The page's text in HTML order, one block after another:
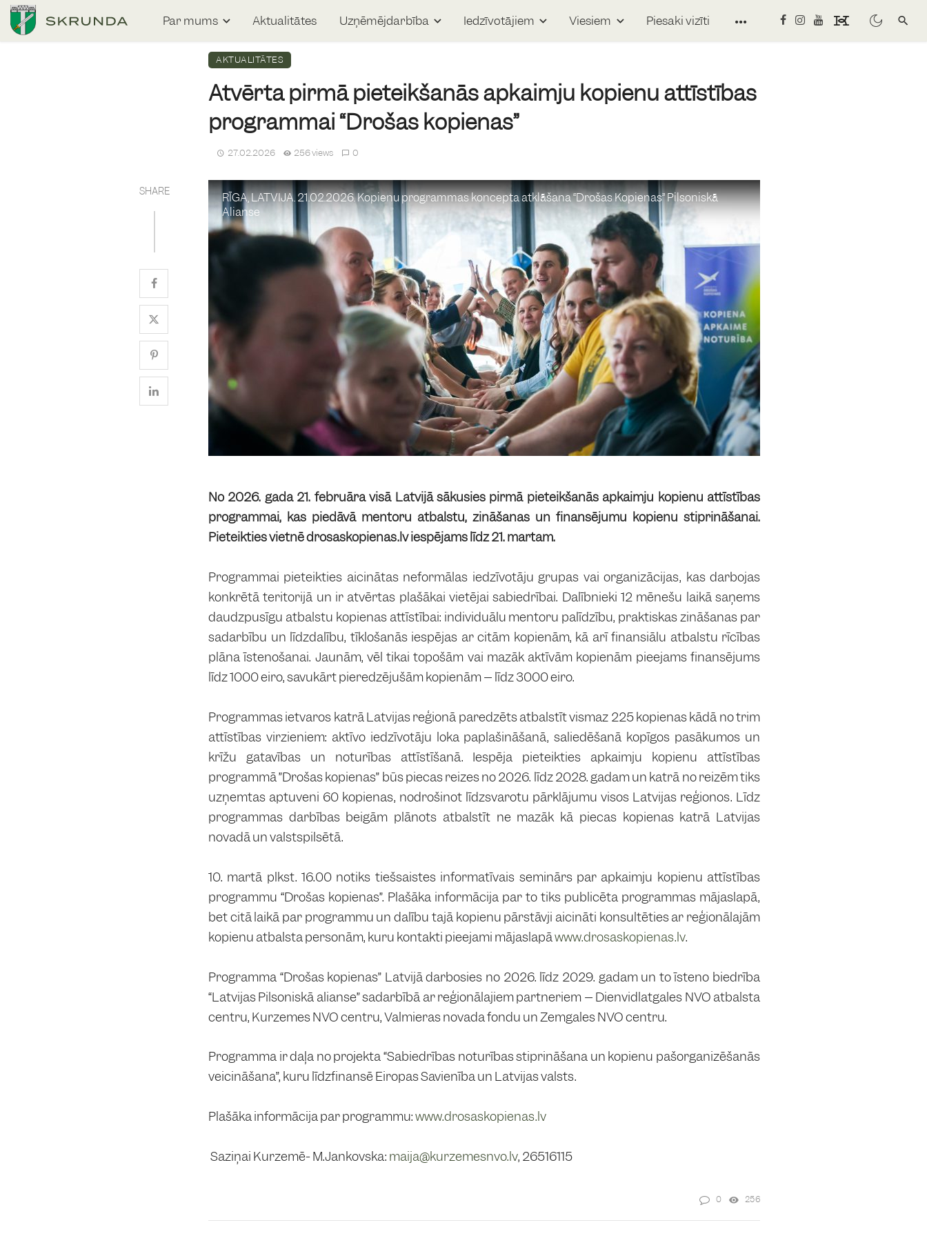
Par mums Aktualitātes Uzņēmējdarbība Iedzīvotājiem Viesiem Piesaki vizīti
AKTUALITĀTES
Atvērta pirmā pieteikšanās apkaimju kopienu attīstības
programmai “Drošas kopienas”
27.02.2026 256 views 0
SHARE
RĪGA, LATVIJA. 21.02.2026. Kopienu programmas koncepta atklāšana “Drošas Kopienas” Pilsoniskā
Alianse
No 2026. gada 21. februāra visā Latvijā sākusies pirmā pieteikšanās apkaimju kopienu attīstības
programmai, kas piedāvā mentoru atbalstu, zināšanas un finansējumu kopienu stiprināšanai.
Pieteikties vietnē drosaskopienas.lv iespējams līdz 21. martam.
Programmai pieteikties aicinātas neformālas iedzīvotāju grupas vai organizācijas, kas darbojas
konkrētā teritorijā un ir atvērtas plašākai vietējai sabiedrībai. Dalībnieki 12 mēnešu laikā saņems
daudzpusīgu atbalstu kopienas attīstībai: individuālu mentoru palīdzību, praktiskas zināšanas par
sadarbību un līdzdalību, tīklošanās iespējas ar citām kopienām, kā arī finansiālu atbalstu rīcības
plāna īstenošanai. Jaunām, vēl tikai topošām vai mazāk aktīvām kopienām pieejams finansējums
līdz 1000 eiro, savukārt pieredzējušām kopienām – līdz 3000 eiro.
Programmas ietvaros katrā Latvijas reģionā paredzēts atbalstīt vismaz 225 kopienas kādā no trim
attīstības virzieniem: aktīvo iedzīvotāju loka paplašināšanā, saliedēšanā kopīgos pasākumos un
krīžu gatavības un noturības attīstīšanā. Iespēja pieteikties apkaimju kopienu attīstības
programmā ”Drošas kopienas” būs piecas reizes no 2026. līdz 2028. gadam un katrā no reizēm tiks
uzņemtas aptuveni 60 kopienas, nodrošinot līdzsvarotu pārklājumu visos Latvijas reģionos. Līdz
programmas darbības beigām plānots atbalstīt ne mazāk kā piecas kopienas katrā Latvijas
novadā un valstspilsētā.
10. martā plkst. 16.00 notiks tiešsaistes informatīvais seminārs par apkaimju kopienu attīstības
programmu “Drošas kopienas”. Plašāka informācija par to tiks publicēta programmas mājaslapā,
bet citā laikā par programmu un dalību tajā kopienu pārstāvji aicināti konsultēties ar reģionālajām
kopienu atbalsta personām, kuru kontakti pieejami mājaslapāwww.drosaskopienas.lv.
Programma “Drošas kopienas” Latvijā darbosies no 2026. līdz 2029. gadam un to īsteno biedrība
“Latvijas Pilsoniskā alianse” sadarbībā ar reģionālajiem partneriem – Dienvidlatgales NVO atbalsta
centru, Kurzemes NVO centru, Valmieras novada fondu un Zemgales NVO centru.
Programma ir daļa no projekta “Sabiedrības noturības stiprināšana un kopienu pašorganizēšanās
veicināšana”, kuru līdzfinansē Eiropas Savienība un Latvijas valsts.
Plašāka informācija par programmu:www.drosaskopienas.lv
Saziņai Kurzemē- M.Jankovska: maija@kurzemesnvo.lv, 26516115
0 256